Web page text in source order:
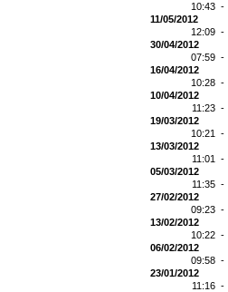
10:43 -
11/05/2012
12:09 -
30/04/2012
07:59 -
16/04/2012
10:28 -
10/04/2012
11:23 -
19/03/2012
10:21 -
13/03/2012
11:01 -
05/03/2012
11:35 -
27/02/2012
09:23 -
13/02/2012
10:22 -
06/02/2012
09:58 -
23/01/2012
11:16 -